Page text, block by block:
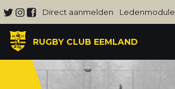
Direct aanmelden Ledenmodule
RUGBY CLUB EEMLAND